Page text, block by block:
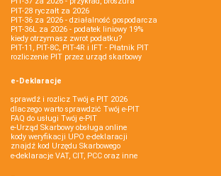
PIT-28 ryczałt za 2026
PIT-36 za 2026 - działalność gospodarcza
PIT-36L za 2026 - podatek liniowy 19%
kiedy otrzymasz zwrot podatku?
PIT-11, PIT-8C, PIT-4R i IFT - Płatnik PIT
rozliczenie PIT przez urząd skarbowy
e-Deklaracje
sprawdź i rozlicz Twój e PIT 2026
dlaczego warto sprawdzić Twój e-PIT
FAQ do usługi Twój e-PIT
e-Urząd Skarbowy obsługa online
kody weryfikacji UPO e-deklaracji
znajdź kod Urzędu Skarbowego
e-deklaracje VAT, CIT, PCC oraz inne